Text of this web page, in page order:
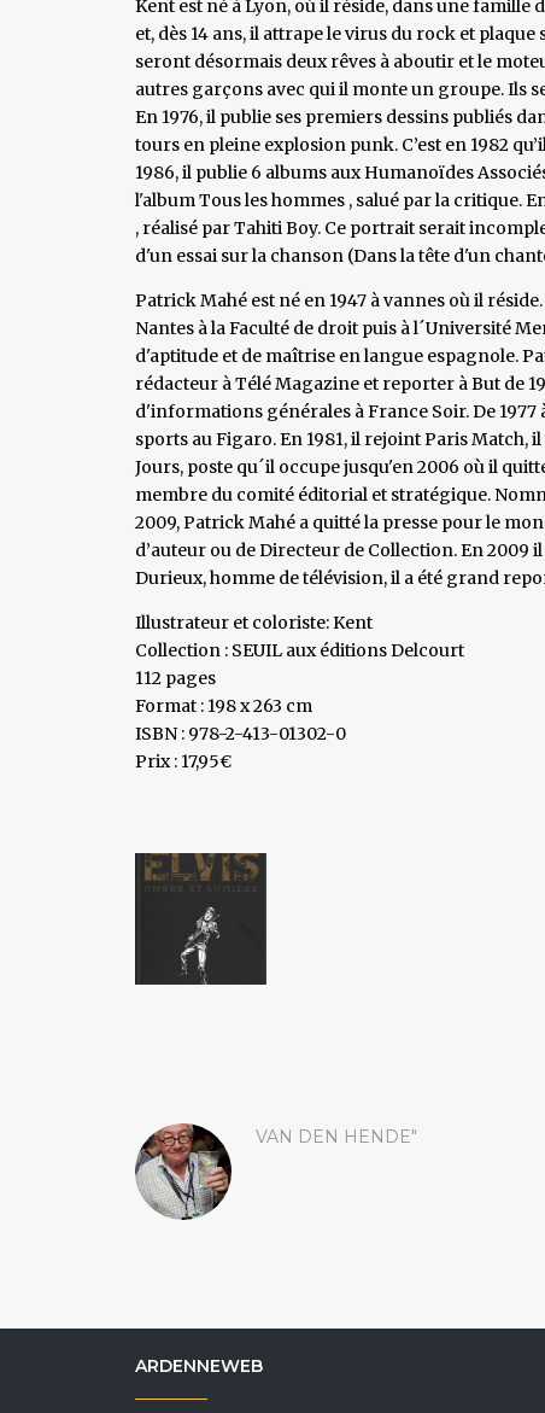
Kent est né à Lyon, où il réside, dans une
et, dès 14 ans, il attrape le virus du rock et
seront désormais deux rêves à aboutir et le
autres garçons avec qui il monte un groupe. Ils
En 1976, il publie ses premiers dessins publiés
tours en pleine explosion punk. C’est en 1982
1986, il publie 6 albums aux Humanoïdes
l'album Tous les hommes , salué par la critique.
, réalisé par Tahiti Boy. Ce portrait serait
d'un essai sur la chanson (Dans la tête d'un
Patrick Mahé est né en 1947 à vannes où il
Nantes à la Faculté de droit puis à l´Université
d'aptitude et de maîtrise en langue espagnole.
rédacteur à Télé Magazine et reporter à But de
d'informations générales à France Soir. De
sports au Figaro. En 1981, il rejoint Paris Match,
Jours, poste qu´il occupe jusqu'en 2006 où il
membre du comité éditorial et stratégique.
2009, Patrick Mahé a quitté la presse pour le
d’auteur ou de Directeur de Collection. En 2009
Durieux, homme de télévision, il a été grand
Illustrateur et coloriste: Kent
Collection : SEUIL aux éditions Delcourt
112 pages
Format : 198 x 263 cm
ISBN : 978-2-413-01302-0
Prix : 17,95€
VAN DEN HENDE"
ARDENNEWEB